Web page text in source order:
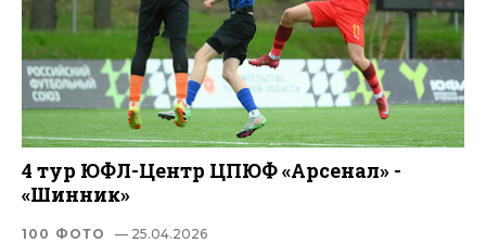
4 тур ЮФЛ-Центр ЦПЮФ «Арсенал» -
«Шинник»
100 ФОТО — 25.04.2026